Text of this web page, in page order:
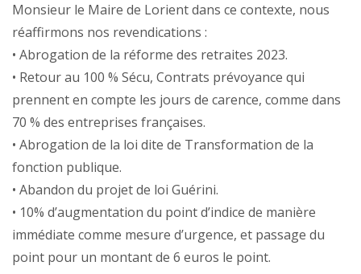
Monsieur le Maire de Lorient dans ce contexte, nous
réaffirmons nos revendications :
• Abrogation de la réforme des retraites 2023.
• Retour au 100 % Sécu, Contrats prévoyance qui
prennent en compte les jours de carence, comme dans
70 % des entreprises françaises.
• Abrogation de la loi dite de Transformation de la
fonction publique.
• Abandon du projet de loi Guérini.
• 10% d’augmentation du point d’indice de manière
immédiate comme mesure d’urgence, et passage du
point pour un montant de 6 euros le point.